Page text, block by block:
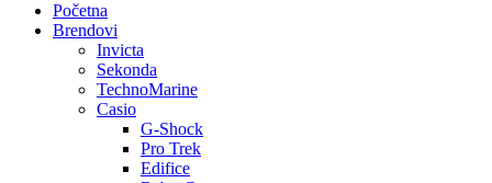
Početna
Brendovi
Invicta
Sekonda
TechnoMarine
Casio
G-Shock
Pro Trek
Edifice